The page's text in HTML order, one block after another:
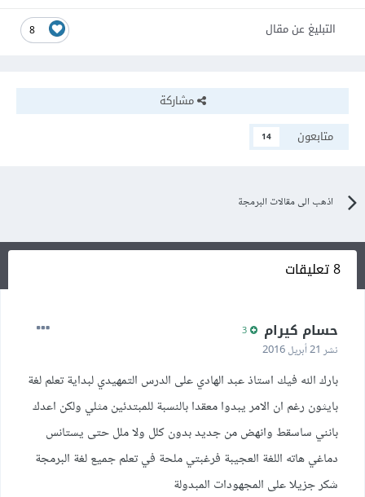
8 التبليغ عن مقال
مشاركة
متابعون
14
اذهب الى مقالات البرمجة
8 تعليقات
حسام كيرام
نشر 21 أبريل 2016
بارك الله فيك استاذ عبد الهادي على الدرس التمهيدي لبداية تعلم لغة
بايثون رغم ان الامر يبدوا معقدا بالنسبة للمبتدئين مثلي ولكن اعدك
بانني ساسقط وانهض من جديد بدون كلل ولا ملل حتى يستانس
دماغي هاته اللغة العجيبة فرغبتي ملحة في تعلم جميع لغة البرمجة
شكر جزيلا على المجهودات المبدولة